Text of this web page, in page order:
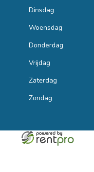
Dinsdag
Woensdag
Donderdag
Vrijdag
Zaterdag
Zondag